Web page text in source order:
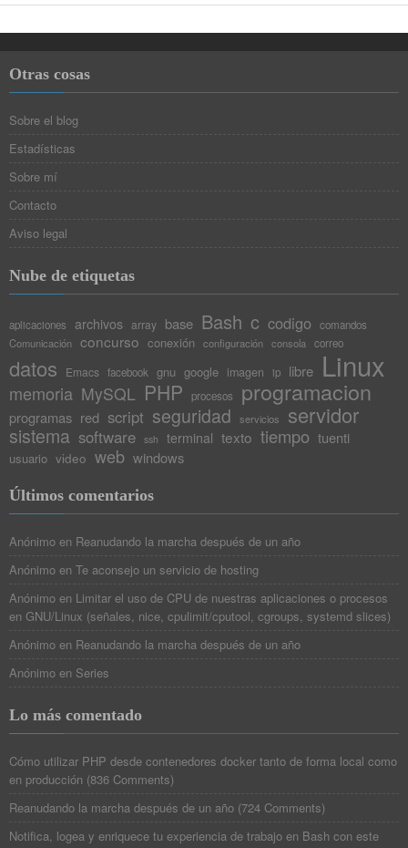
Otras cosas
Sobre el blog
Estadísticas
Sobre mí
Contacto
Aviso legal
Nube de etiquetas
aplicaciones archivos array base Bash c codigo
comandos
Comunicación concurso conexión configuración consola correo
datos Emacs facebook gnu google imagen ip libre Linux
memoria MySQL PHP procesos programacion
programas red script seguridad servicios servidor
sistema software ssh terminal texto tiempo tuenti
usuario video web windows
Últimos comentarios
Anónimo en Reanudando la marcha después de un año
Anónimo en Te aconsejo un servicio de hosting
Anónimo en Limitar el uso de CPU de nuestras aplicaciones o procesos
en GNU/Linux (señales, nice, cpulimit/cputool, cgroups, systemd slices)
Anónimo en Reanudando la marcha después de un año
Anónimo en Series
Lo más comentado
Cómo utilizar PHP desde contenedores docker tanto de forma local como
en producción (836 Comments)
Reanudando la marcha después de un año (724 Comments)
Notifica, logea y enriquece tu experiencia de trabajo en Bash con este